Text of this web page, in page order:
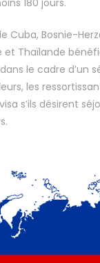
180 jours.
Cuba, Bosnie-
et Thaïlande
le cadre d’un
les
s’ils désirent